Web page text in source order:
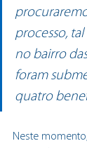
processo,
no bairro
foram
quatro
Neste